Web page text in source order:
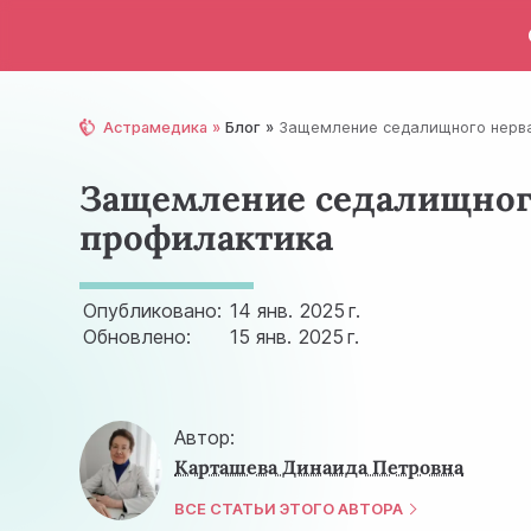
Астрамедика Блог Защемление седалищного
Защемление
профилактика
Опубликовано: 14 янв. 2025 г.
Обновлено:
15 янв. 2025 г.
Автор:
Карташева Динаида Петровна
ВСЕ СТАТЬИ ЭТОГО АВТОРА